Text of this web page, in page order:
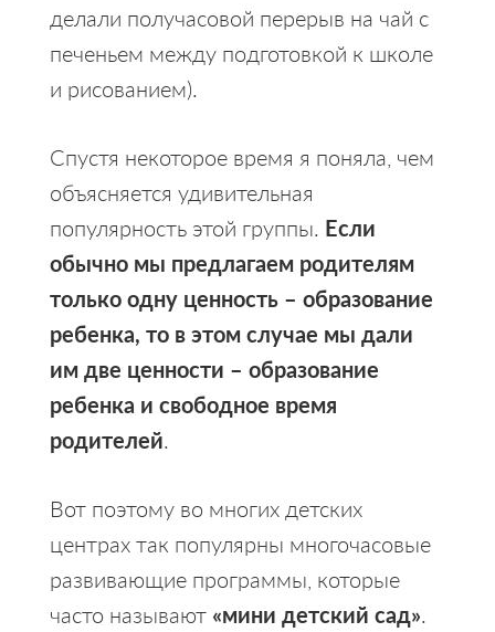
делали получасовой перерыв на чай с
печеньем между подготовкой к школе
и рисованием).
Спустя некоторое время я поняла, чем
объясняется удивительная
популярность этой группы. Если
обычно мы предлагаем родителям
только одну ценность – образование
ребенка, то в этом случае мы дали
им две ценности – образование
ребенка и свободное время
родителей.
Вот поэтому во многих детских
центрах так популярны многочасовые
развивающие программы, которые
часто называют «мини детский сад».